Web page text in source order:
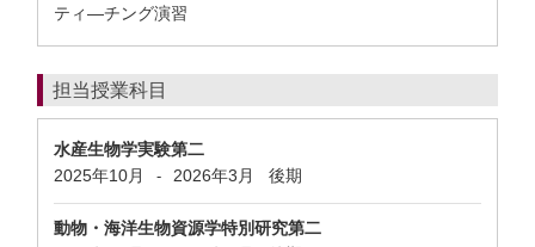
ティ―チング演習
担当授業科目
水産生物学実験第二
2025年10月
- 2026年3月 後期
動物・海洋生物資源学特別研究第二